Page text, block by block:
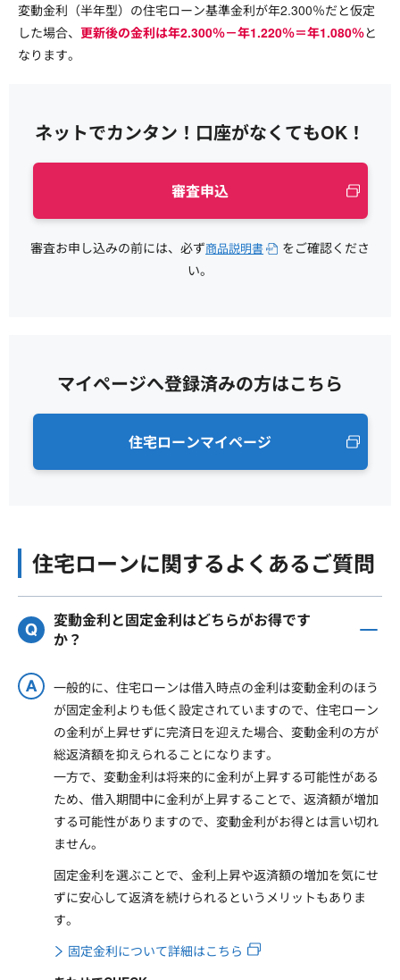
変動金利（半年型）の住宅ローン基準金利が年2.300％だと仮定
した場合、 更新後の金利は年2.300％－年1.220％＝年1.080％と
なります。
ネットでカンタン！口座がなくてもOK！
審査申込
審査お申し込みの前には、必ず商品説明書
をご確認くださ
い。
マイページへ登録済みの方はこちら
住宅ローンマイページ
住宅ローンに関するよくあるご質問
変動金利と固定金利はどちらがお得です
か？
一般的に、住宅ローンは借入時点の金利は変動金利のほう
が固定金利よりも低く設定されていますので、住宅ローン
の金利が上昇せずに完済日を迎えた場合、変動金利の方が
総返済額を抑えられることになります。
一方で、変動金利は将来的に金利が上昇する可能性がある
ため、借入期間中に金利が上昇することで、返済額が増加
する可能性がありますので、変動金利がお得とは言い切れ
ません。
固定金利を選ぶことで、金利上昇や返済額の増加を気にせ
ずに安心して返済を続けられるというメリットもありま
す。
固定金利について詳細はこちら